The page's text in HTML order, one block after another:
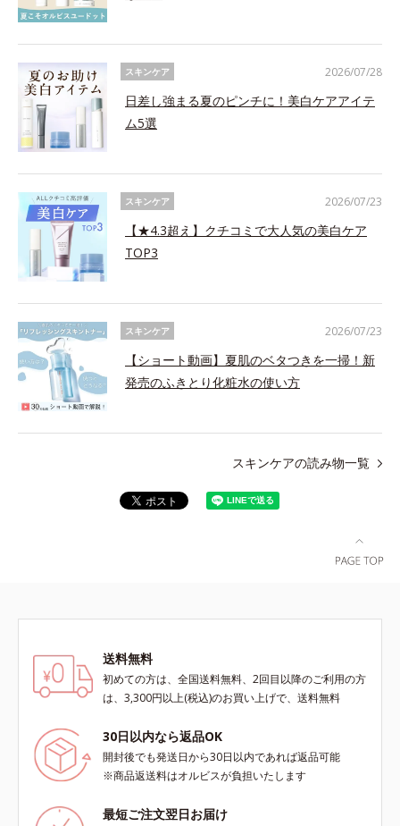
スキンケア
日差し強まる夏のピンチに！美白ケアアイテ
ム5選
2026/07/28
スキンケア
【★4.3超え】クチコミで大人気の美白ケア
TOP3
2026/07/23
スキンケア
【ショート動画】夏肌のベタつきを一掃！新
発売のふきとり化粧水の使い方
2026/07/23
スキンケアの読み物一覧
送料無料
初めての方は、全国送料無料、2回目以降のご利用の方
は、3,300円以上(税込)のお買い上げで、送料無料
30日以内なら返品OK
開封後でも発送日から30日以内であれば返品可能
※商品返送料はオルビスが負担いたします
最短ご注文翌日お届け